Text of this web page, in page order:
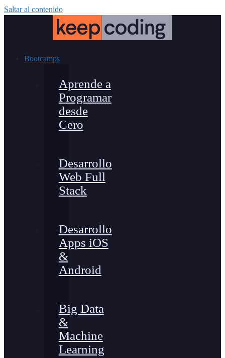
Saltar al contenido
Bootcamps
Aprende a
Programar
desde
Cero
Desarrollo
Web Full
Stack
Desarrollo
Apps iOS
&
Android
Big Data
&
Machine
Learning